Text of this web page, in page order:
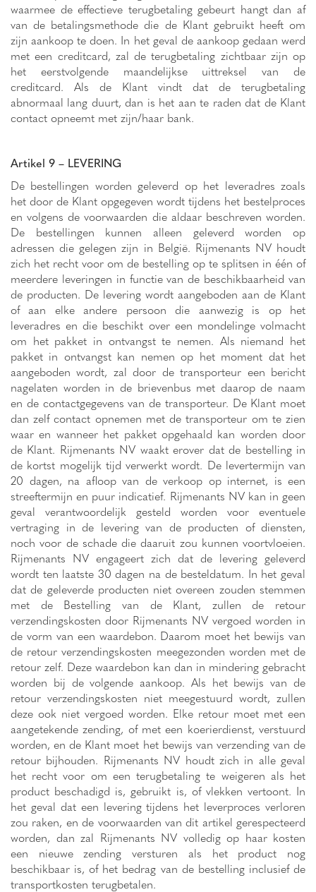
waarmee de effectieve terugbetaling gebeurt hangt dan af
van de betalingsmethode die de Klant gebruikt heeft om
zijn aankoop te doen. In het geval de aankoop gedaan werd
met een creditcard, zal de terugbetaling zichtbaar zijn op
het eerstvolgende maandelijkse uittreksel van de
creditcard. Als de Klant vindt dat de terugbetaling
abnormaal lang duurt, dan is het aan te raden dat de Klant
contact opneemt met zijn/haar bank.
Artikel 9 – LEVERING
De bestellingen worden geleverd op het leveradres zoals
het door de Klant opgegeven wordt tijdens het bestelproces
en volgens de voorwaarden die aldaar beschreven worden.
De bestellingen kunnen alleen geleverd worden op
adressen die gelegen zijn in België. Rijmenants NV houdt
zich het recht voor om de bestelling op te splitsen in één of
meerdere leveringen in functie van de beschikbaarheid van
de producten. De levering wordt aangeboden aan de Klant
of aan elke andere persoon die aanwezig is op het
leveradres en die beschikt over een mondelinge volmacht
om het pakket in ontvangst te nemen. Als niemand het
pakket in ontvangst kan nemen op het moment dat het
aangeboden wordt, zal door de transporteur een bericht
nagelaten worden in de brievenbus met daarop de naam
en de contactgegevens van de transporteur. De Klant moet
dan zelf contact opnemen met de transporteur om te zien
waar en wanneer het pakket opgehaald kan worden door
de Klant. Rijmenants NV waakt erover dat de bestelling in
de kortst mogelijk tijd verwerkt wordt. De levertermijn van
20 dagen, na afloop van de verkoop op internet, is een
streeftermijn en puur indicatief. Rijmenants NV kan in geen
geval verantwoordelijk gesteld worden voor eventuele
vertraging in de levering van de producten of diensten,
noch voor de schade die daaruit zou kunnen voortvloeien.
Rijmenants NV engageert zich dat de levering geleverd
wordt ten laatste 30 dagen na de besteldatum. In het geval
dat de geleverde producten niet overeen zouden stemmen
met de Bestelling van de Klant, zullen de retour
verzendingskosten door Rijmenants NV vergoed worden in
de vorm van een waardebon. Daarom moet het bewijs van
de retour verzendingskosten meegezonden worden met de
retour zelf. Deze waardebon kan dan in mindering gebracht
worden bij de volgende aankoop. Als het bewijs van de
retour verzendingskosten niet meegestuurd wordt, zullen
deze ook niet vergoed worden. Elke retour moet met een
aangetekende zending, of met een koerierdienst, verstuurd
worden, en de Klant moet het bewijs van verzending van de
retour bijhouden. Rijmenants NV houdt zich in alle geval
het recht voor om een terugbetaling te weigeren als het
product beschadigd is, gebruikt is, of vlekken vertoont. In
het geval dat een levering tijdens het leverproces verloren
zou raken, en de voorwaarden van dit artikel gerespecteerd
worden, dan zal Rijmenants NV volledig op haar kosten
een nieuwe zending versturen als het product nog
beschikbaar is, of het bedrag van de bestelling inclusief de
transportkosten terugbetalen.